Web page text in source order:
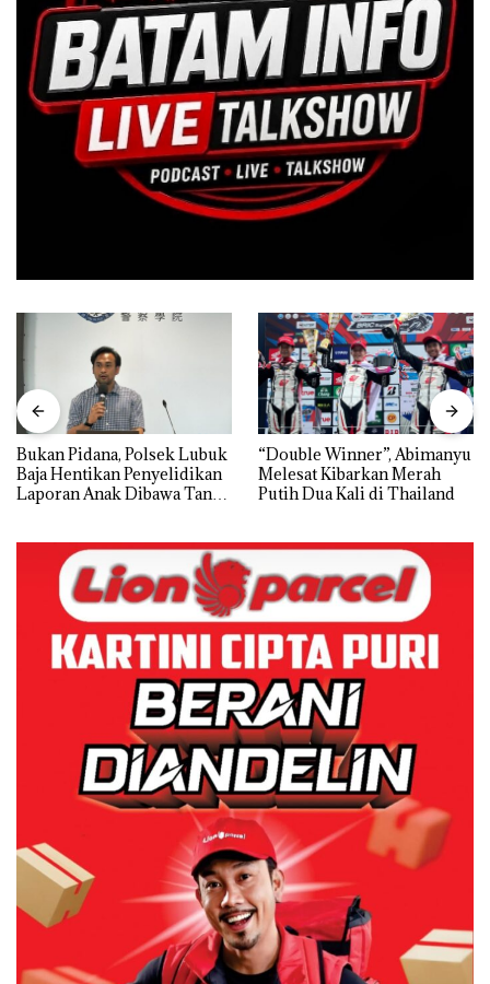
Bukan Pidana, Polsek Lubuk
Baja Hentikan Penyelidikan
Laporan Anak Dibawa Tanpa
“Double Winner”, Abimanyu
Melesat Kibarkan Merah
Putih Dua Kali di Thailand